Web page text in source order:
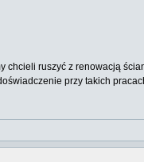
ruszyć z renowacją
przy takich